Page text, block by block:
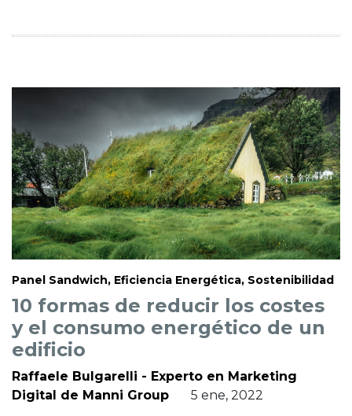
Panel Sandwich, Eficiencia Energética, Sostenibilidad
10 formas de reducir los costes
y el consumo energético de un
edificio
Raffaele Bulgarelli - Experto en Marketing
Digital de Manni Group
5 ene, 2022